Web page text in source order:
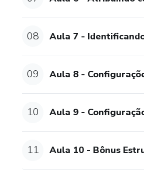
08 Aula 7 -
09 Aula 8 -
10 Aula 9 -
11 Aula 10 - Bônus